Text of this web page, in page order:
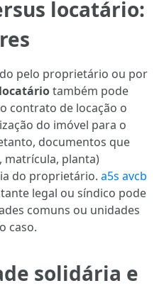
locatário:
pelo proprietário ou por
locatáriotambém pode
contrato de locação o
do imóvel para o
documentos que
matrícula, planta)
do proprietário. a5s avcb
legal ou síndico pode
comuns ou unidades
caso.
solidária e